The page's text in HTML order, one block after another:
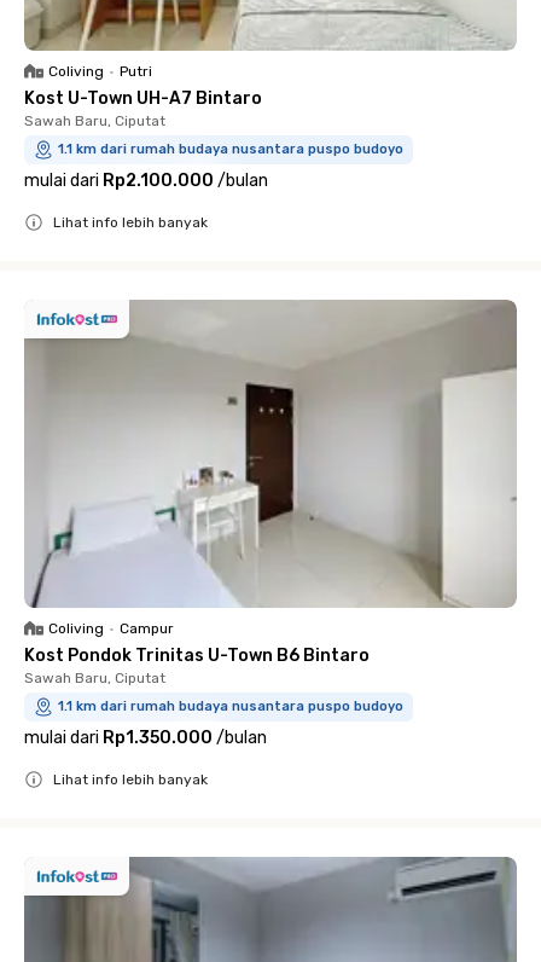
Coliving • Putri
Kost U-Town UH-A7 Bintaro
Sawah Baru, Ciputat
1.1 km dari rumah budaya nusantara puspo budoyo
mulai dari Rp2.100.000 /bulan
Lihat info lebih banyak
Coliving • Campur
Kost Pondok Trinitas U-Town B6 Bintaro
Sawah Baru, Ciputat
1.1 km dari rumah budaya nusantara puspo budoyo
mulai dari Rp1.350.000 /bulan
Lihat info lebih banyak